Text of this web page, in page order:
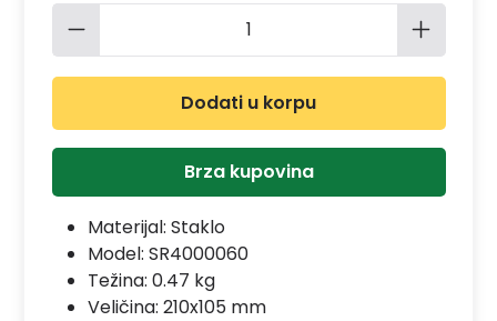
Količina proizvoda: Unesite
Dodati u korpu
Brza kupovina
Materijal: Staklo
Model: SR4000060
Težina: 0.47 kg
Veličina: 210x105 mm